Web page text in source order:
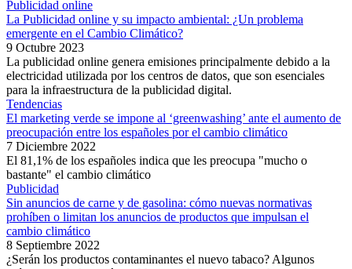
Publicidad online
La Publicidad online y su impacto ambiental: ¿Un problema
emergente en el Cambio Climático?
9 Octubre 2023
La publicidad online genera emisiones principalmente debido a la
electricidad utilizada por los centros de datos, que son esenciales
para la infraestructura de la publicidad digital.
Tendencias
El marketing verde se impone al ‘greenwashing’ ante el aumento de
preocupación entre los españoles por el cambio climático
7 Diciembre 2022
El 81,1% de los españoles indica que les preocupa "mucho o
bastante" el cambio climático
Publicidad
Sin anuncios de carne y de gasolina: cómo nuevas normativas
prohíben o limitan los anuncios de productos que impulsan el
cambio climático
8 Septiembre 2022
¿Serán los productos contaminantes el nuevo tabaco? Algunos